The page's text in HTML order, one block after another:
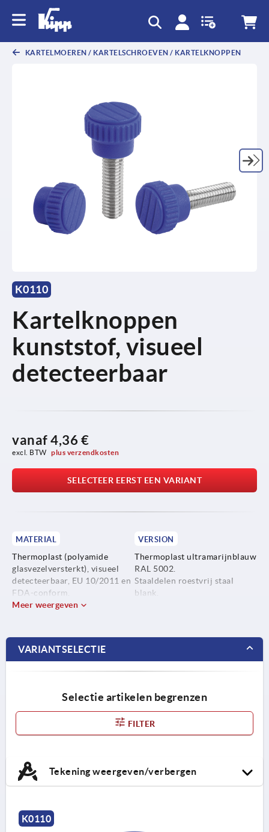
KARTELMOEREN / KARTELSCHROEVEN / KARTELKNOPPEN
K0110
Kartelknoppen
kunststof, visueel
detecteerbaar
vanaf 4,36 €
excl. BTW plus verzendkosten
SELECTEER EERST EEN VARIANT
MATERIAL
Thermoplast (polyamide
glasvezelversterkt), visueel
detecteerbaar, EU 10/2011 en
FDA-conform.
VERSION
Thermoplast ultramarijnblauw
RAL 5002.
Staaldelen roestvrij staal
blank.
Meer weergeven
VARIANTSELECTIE
Selectie artikelen begrenzen
FILTER
Tekening weergeven/verbergen
K0110